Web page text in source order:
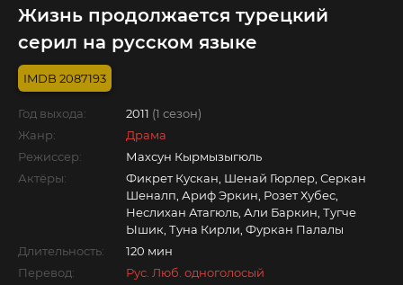
Жизнь продолжается турецкий
серил на русском языке
2087193
Год выхода: 2011 (1 сезон)
Жанр:
Драма
Режиссер:
Махсун Кырмызыгюль
Актёры:
Фикрет Кускан, Шенай Гюрлер, Серкан
Шеналп, Ариф Эркин, Розет Хубес,
Неслихан Атагюль, Али Баркин, Тугче
Ышик, Туна Кирли, Фуркан Палалы
Длительность:
120 мин
Перевод:
Рус. Люб. одноголосый